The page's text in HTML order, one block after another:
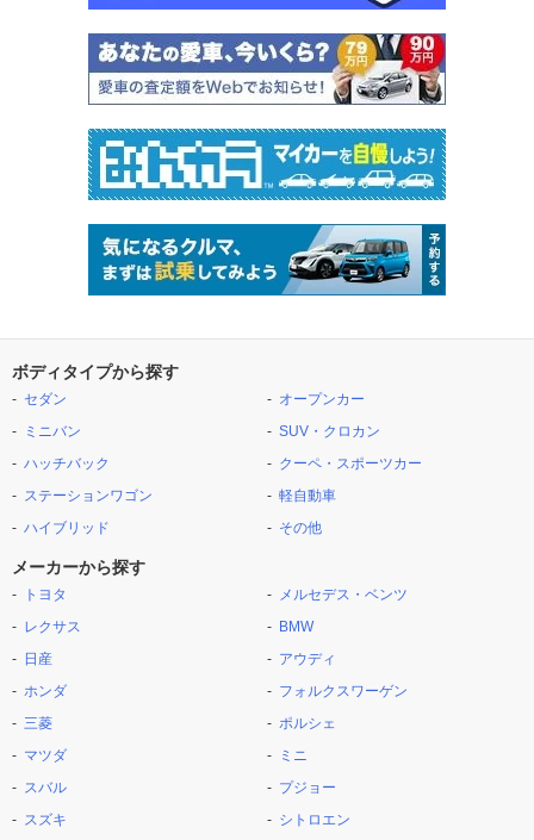
ボディタイプから探す
セダン
ミニバン
ハッチバック
ステーションワゴン
ハイブリッド
オープンカー
SUV・クロカン
クーペ・スポーツカー
軽自動車
その他
メーカーから探す
トヨタ
レクサス
日産
ホンダ
三菱
マツダ
スバル
スズキ
メルセデス・ベンツ
BMW
アウディ
フォルクスワーゲン
ポルシェ
ミニ
プジョー
シトロエン